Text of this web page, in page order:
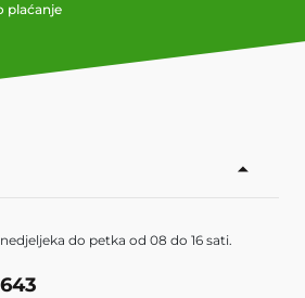
plaćanje
do petka od 08 do 16 sati.